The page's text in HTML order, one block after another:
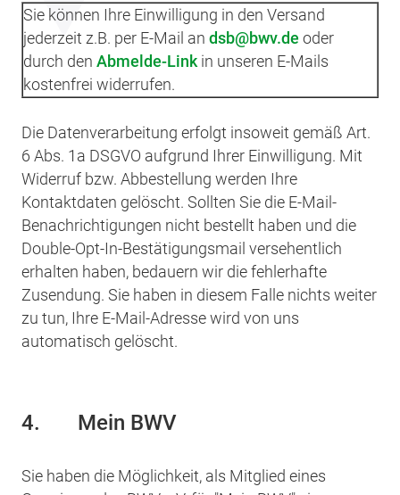
Sie können Ihre Einwilligung in den Versand
jederzeit z.B. per E-Mail an dsb bwv.de oder
durch den Abmelde-Linkin unseren E-Mails
kostenfrei widerrufen.
Die Datenverarbeitung erfolgt insoweit gemäß Art.
6 Abs. 1a DSGVO aufgrund Ihrer Einwilligung. Mit
Widerruf bzw. Abbestellung werden Ihre
Kontaktdaten gelöscht. Sollten Sie die E-Mail-
Benachrichtigungen nicht bestellt haben und die
Double-Opt-In-Bestätigungsmail versehentlich
erhalten haben, bedauern wir die fehlerhafte
Zusendung. Sie haben in diesem Falle nichts weiter
zu tun, Ihre E-Mail-Adresse wird von uns
automatisch gelöscht.
4. Mein BWV
Sie haben die Möglichkeit, als Mitglied eines